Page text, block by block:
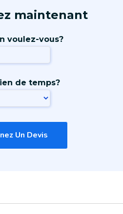
maintenant
voulez-vous?
de temps?